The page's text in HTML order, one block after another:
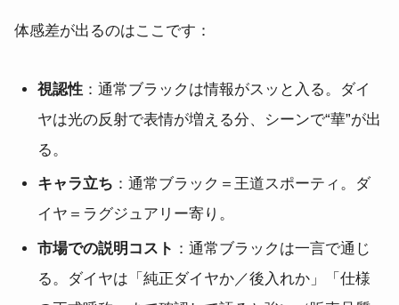
体感差が出るのはここです：
視認性：通常ブラックは情報がスッと入る。ダイ
ヤは光の反射で表情が増える分、シーンで“華”が出
る。
キャラ立ち ：通常ブラック＝王道スポーティ。ダ
イヤ＝ラグジュアリー寄り。
市場での説明コスト ：通常ブラックは一言で通じ
る。ダイヤは「純正ダイヤか／後入れか」「仕様